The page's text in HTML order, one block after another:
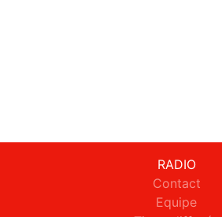
RADIO
Contact
Equipe